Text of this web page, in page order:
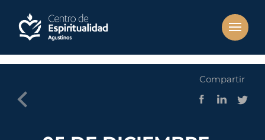
Compartir